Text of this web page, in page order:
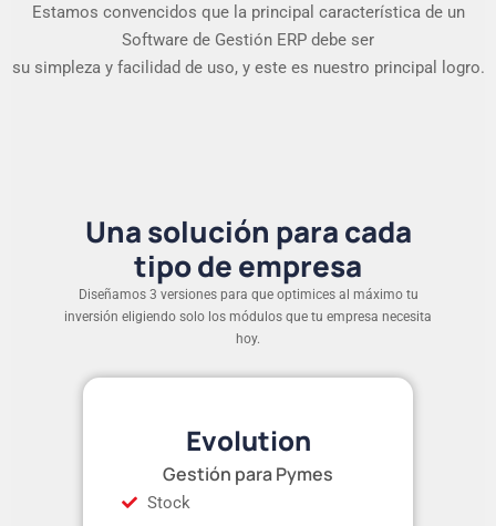
Estamos convencidos que la principal característica de un
Software de Gestión ERP debe ser
su simpleza y facilidad de uso, y este es nuestro principal logro.
Una solución para cada
tipo de empresa
Diseñamos 3 versiones para que optimices al máximo tu
inversión eligiendo solo los módulos que tu empresa necesita
hoy.
Evolution
Gestión para Pymes
Stock